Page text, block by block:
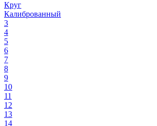
Круг
Калиброванный
3
4
5
6
7
8
9
10
11
12
13
14